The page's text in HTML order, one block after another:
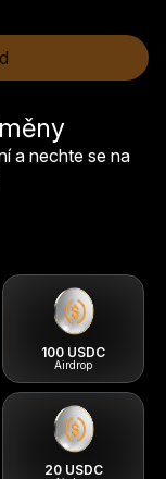
a nechte se na
20 USDC
100 USDC